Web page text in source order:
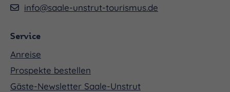
info@saale-unstrut-tourismus.de
Service
Anreise
Prospekte bestellen
Gäste-Newsletter Saale-Unstrut